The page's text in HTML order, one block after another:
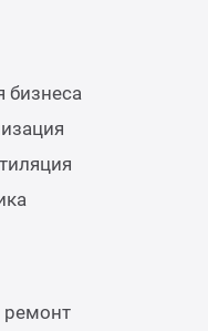
бизнеса
ремонт